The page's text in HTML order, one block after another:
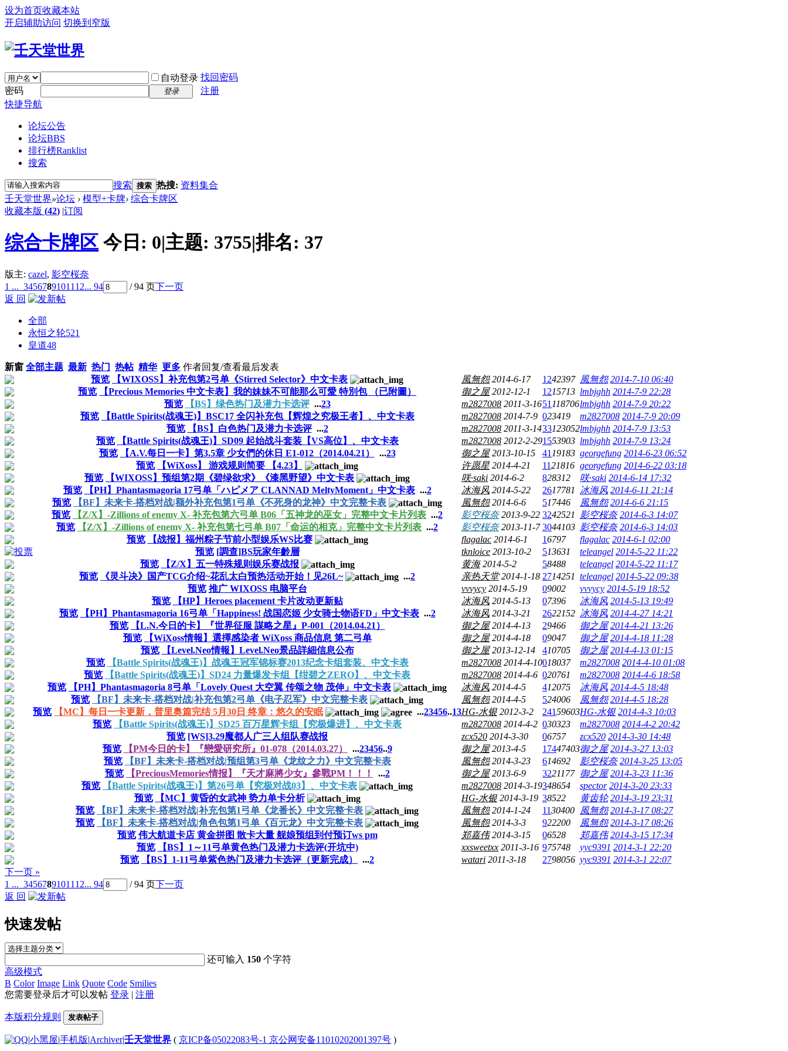
设为首页收藏本站
开启辅助访问 切换到窄版
自动登录 找回密码
密码
登录
注册
快捷导航
论坛公告
论坛BBS
排行榜Ranklist
搜索
搜索 搜索 热搜: 资料集合
壬天堂世界»论坛 › 模型+卡牌› 综合卡牌区
收藏本版 (42) |订阅
综合卡牌区 今日: 0|主题: 3755|排名: 37
版主: cazel, 影空桜奈
1 ... 34567891011 12... 94 / 94 页下一页
返 回
全部
永恒之轮521
皇道48
新窗 全部主题 最新 热门 热帖 精华 更多 作者回复/查看最后发表
预览
【WIXOSS】补充包第2弓单《Stirred Selector》中文卡表 風無怨 2014-6-17 1242397 風無怨 2014-7-10 06:40
预览
【Precious Memories 中文卡表】我的妹妹不可能那么可愛 特別包 （已附圖） 御之屋 2012-12-1 1215713 lmbjghh 2014-7-9 22:28
预览
【BS】绿色热门及潜力卡选评 ...23 m2827008 2011-3-1651 118706lmbjghh 2014-7-9 20:22
预览
【Battle Spirits(战魂王)】BSC17 全闪补充包【辉煌之究极王者】、中文卡表 m2827008 2014-7-9 023419 m2827008 2014-7-9 20:09
预览
【BS】白色热门及潜力卡选评 ...2 m2827008 2011-3-1433123052lmbjghh 2014-7-9 13:53
预览
【Battle Spirits(战魂王)】SD09 起始战斗套装【VS高位】、中文卡表 m2827008 2012-2-291553903 lmbjghh 2014-7-9 13:24
预览
【A.V.每日一卡】第3.5章 少女們的休日 E1-012（2014.04.21） ...23 御之屋 2013-10-15 41 19183 georgefung 2014-6-23 06:52
预览
【WiXoss】 游戏规则简要 【4.23】 许愿星 2014-4-21 1121816 georgefung 2014-6-22 03:18
预览
【WIXOSS】预组第2期《碧绿欲求》《漆黑野望》中文卡表 咲·saki 2014-6-2 828312 咲·saki 2014-6-14 17:32
预览
【PH】Phantasmagoria 17弓单「ハピメア CLANNAD MeltyMoment」中文卡表 ...2 冰海风 2014-5-22 2617781 冰海风 2014-6-11 21:14
预览
【BF】未来卡-搭档对战|额外补充包第1弓单《不死身的龙神》中文完整卡表 風無怨 2014-6-6 517446 風無怨 2014-6-6 21:15
预览
【Z/X】-Zillions of enemy X- 补充包第六弓单 B06「五神龙的巫女」完整中文卡片列表 ...2 影空桜奈 2013-9-22 3242521 影空桜奈 2014-6-3 14:07
预览
【Z/X】-Zillions of enemy X- 补充包第七弓单 B07「命运的相克」完整中文卡片列表 ...2 影空桜奈 2013-11-7 3044103 影空桜奈 2014-6-3 14:03
预览
【战报】福州粽子节前小型娱乐WS比赛 flagalac 2014-6-1 16797 flagalac 2014-6-1 02:00
预览 [調查]BS玩家年齡層 tknloice 2013-10-2 513631 teleangel 2014-5-22 11:22
预览
【Z/X】五一特殊规则娱乐赛战报 黄海 2014-5-2 58488 teleangel 2014-5-22 11:17
预览
《灵斗决》国产TCG介绍~花乱太白预热活动开始！见26L~ ...2 亲热天堂 2014-1-18 2714251 teleangel 2014-5-22 09:38
预览 推广 WIXOSS 电脑平台 vvvycy 2014-5-19 09002 vvvycy 2014-5-19 18:52
预览
【HP】Heroes placement 卡片改动更新贴 冰海风 2014-5-13 07396 冰海风 2014-5-13 19:49
预览
【PH】Phantasmagoria 16弓单「Happiness! 战国恋姬 少女骑士物语FD」中文卡表 ...2 冰海风 2014-3-21 2622152 冰海风 2014-4-27 14:21
预览
【L.N.今日的卡】『世界征服 謀略之星』P-001（2014.04.21） 御之屋 2014-4-13 29466 御之屋 2014-4-21 13:26
预览
【WiXoss情報】選擇感染者 WiXoss 商品信息 第二弓单 御之屋 2014-4-18 09047 御之屋 2014-4-18 11:28
预览
【Level.Neo情報】Level.Neo景品詳細信息公布 御之屋 2013-12-14 410705 御之屋 2014-4-13 01:15
预览
【Battle Spirits(战魂王)】战魂王冠军锦标赛2013纪念卡组套装、中文卡表 m2827008 2014-4-10018037 m2827008 2014-4-10 01:08
预览
【Battle Spirits(战魂王)】SD24 力量爆发卡组【绀碧之ZERO】、中文卡表 m2827008 2014-4-6 020761 m2827008 2014-4-6 18:58
预览
【PH】Phantasmagoria 8弓单「Lovely Quest 大空翼 传颂之物 茂伸」中文卡表 冰海风 2014-4-5 412075 冰海风 2014-4-5 18:48
预览
【BF】未来卡-搭档对战|补充包第2弓单《电子忍军》中文完整卡表 風無怨 2014-4-5 524006 風無怨 2014-4-5 18:28
预览
【MC】每日一卡更新，普里奥篇完结 5月30日 终章：悠久的安眠 ...23456..13HG-水银 2012-3-2 24159603HG-水银 2014-4-3 10:03
预览
【Battle Spirits(战魂王)】SD25 百万星辉卡组【究极爆进】、中文卡表 m2827008 2014-4-2 030323 m2827008 2014-4-2 20:42
预览 [WS]3.29魔都人广三人组队赛战报 zcx520 2014-3-30 06757 zcx520 2014-3-30 14:48
预览
【PM今日的卡】『戀愛研究所』01-078（2014.03.27） ...23456..9 御之屋 2013-4-5 17447403御之屋 2014-3-27 13:03
预览
【BF】未来卡-搭档对战|预组第3弓单《龙纹之力》中文完整卡表 風無怨 2014-3-23 614692 影空桜奈 2014-3-25 13:05
预览
【PreciousMemories情报】『天才麻將少女』參戰PM！！！ ...2 御之屋 2013-6-9 3221177 御之屋 2014-3-23 11:36
预览
【Battle Spirits(战魂王)】第26弓单【究极对战03】、中文卡表 m2827008 2014-3-19348654 spector 2014-3-20 23:33
预览
【MC】黄昏的女武神 势力单卡分析 HG-水银 2014-3-19 38522 黄齿轮 2014-3-19 23:31
预览
【BF】未来卡-搭档对战|补充包第1弓单《龙番长》中文完整卡表 風無怨 2014-1-24 1130400 風無怨 2014-3-17 08:27
预览
【BF】未来卡-搭档对战|角色包第1弓单《百元龙》中文完整卡表 風無怨 2014-3-3 922200 風無怨 2014-3-17 08:26
预览 伟大航道卡店 黄金拼图 散卡大量 舰娘预组到付预订ws pm 郑嘉伟 2014-3-15 06528 郑嘉伟 2014-3-15 17:34
预览
【BS】1～11弓单黄色热门及潜力卡选评(开坑中) xxsweetxx 2011-3-16 975748 yyc9391 2014-3-1 22:20
预览
【BS】1-11弓单紫色热门及潜力卡选评（更新完成） ...2 watari 2011-3-18 2798056 yyc9391 2014-3-1 22:07
下一页 »
1 ... 34567891011 12... 94 / 94 页下一页
返 回
快速发帖
还可输入 150 个字符
高级模式
B Color Image Link Quote Code Smilies
您需要登录后才可以发帖 登录 | 注册
本版积分规则 发表帖子
|小黑屋|手机版|Archiver|壬天堂世界 ( 京ICP备05022083号-1 京公网安备11010202001397号 )